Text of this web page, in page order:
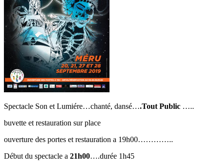
Spectacle Son et Lumiére…chanté, dansé….Tout Public …..
buvette et restauration sur place
ouverture des portes et restauration a 19h00…………..
Début du spectacle a 21h00….durée 1h45